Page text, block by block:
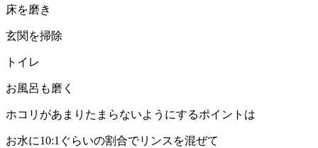
床を磨き
玄関を掃除
トイレ
お風呂も磨く
ホコリがあまりたまらないようにするポイントは
お水に10:1ぐらいの割合でリンスを混ぜて